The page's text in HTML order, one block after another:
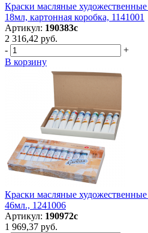
Краски масляные
18мл, картонная коробка, 1141001
Артикул: 190383с
2 316,42 руб.
-
+
В корзину
Краски масляные
46мл., 1241006
Артикул: 190972с
1 969,37 руб.